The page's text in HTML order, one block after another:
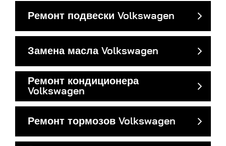
Ремонт подвески Volkswagen
Замена масла Volkswagen
Ремонт кондиционера
Volkswagen
Ремонт тормозов Volkswagen